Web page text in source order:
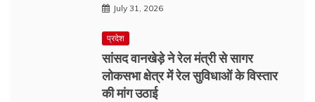
July 31, 2026
प्रदेश
सांसद वानखेड़े ने रेल मंत्री से सागर
लोकसभा क्षेत्र में रेल सुविधाओं के विस्तार
की मांग उठाई